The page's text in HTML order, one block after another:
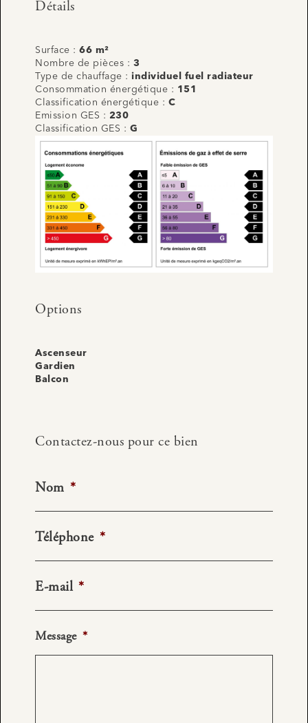
Détails
Surface : 66 m²
Nombre de pièces : 3
Type de chauffage : individuel fuel radiateur
Consommation énergétique : 151
Classification énergétique : C
Emission GES : 230
Classification GES : G
Options
Ascenseur
Gardien
Balcon
Contactez-nous pour ce bien
Nom *
Téléphone *
E-mail *
Message *